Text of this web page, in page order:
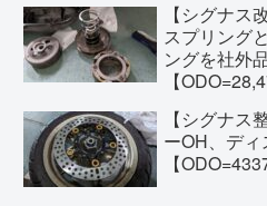
【シグナス
スプリング
ングを社外
【
【シグナス
ーOH、デ
【